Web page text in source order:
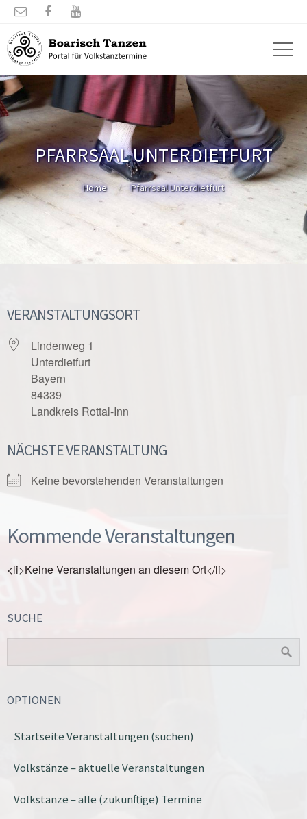
  
PFARRSAAL UNTERDIETFURT
Home Pfarrsaal Unterdietfurt
VERANSTALTUNGSORT
Lindenweg 1
Unterdietfurt
Bayern
84339
Landkreis Rottal-Inn
NÄCHSTE VERANSTALTUNG
Keine bevorstehenden Veranstaltungen
Kommende Veranstaltungen
<li>Keine Veranstaltungen an diesem Ort</li>
SUCHE
OPTIONEN
Startseite Veranstaltungen (suchen)
Volkstänze – aktuelle Veranstaltungen
Volkstänze – alle (zukünftige) Termine